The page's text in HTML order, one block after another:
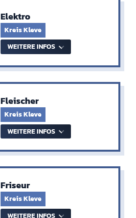
Elektro
Kreis Kleve
WEITERE INFOS
Fleischer
Kreis Kleve
WEITERE INFOS
Friseur
Kreis Kleve
WEITERE INFOS